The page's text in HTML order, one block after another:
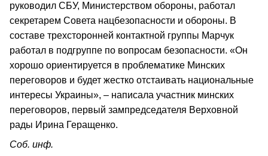
руководил СБУ, Министерством обороны, работал
секретарем Совета нацбезопасности и обороны. В
составе трехсторонней контактной группы Марчук
работал в подгруппе по вопросам безопасности. «Он
хорошо ориентируется в проблематике Минских
переговоров и будет жестко отстаивать национальные
интересы Украины», – написала участник минских
переговоров, первый зампредседателя Верховной
рады Ирина Геращенко.
Соб. инф.